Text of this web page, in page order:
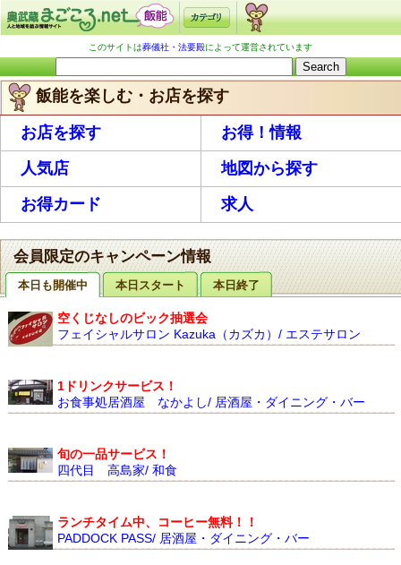
このサイトは葬儀社・法要殿によって運営されています
飯能を楽しむ・お店を探す
お店を探す
お得！情報
人気店
地図から探す
お得カード
求人
会員限定のキャンペーン情報
本日も開催中 本日スタート 本日終了
空くじなしのビック抽選会
フェイシャルサロン Kazuka（カズカ）/ エステサロン
1ドリンクサービス！
お食事処居酒屋 なかよし/ 居酒屋・ダイニング・バー
旬の一品サービス！
四代目 高島家/ 和食
ランチタイム中、コーヒー無料！！
PADDOCK PASS/ 居酒屋・ダイニング・バー